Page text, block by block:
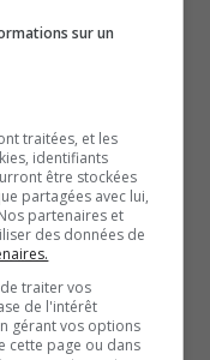
sur un
traitées, et les
identifiants
être stockées
partagées avec lui,
partenaires et
des données de
traiter vos
de l'intérêt
gérant vos options
cette page ou dans